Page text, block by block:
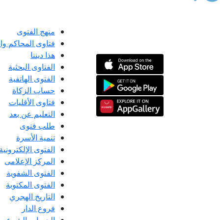
منهج الفتوى
فتاوى المحاكم
هذا ديننا
الفتاوى البحثية
الفتوى الهاتفية
حساب الزكاة
فتاوى الأقليات
التعليم عن بعد
طلب فتوى
تنمية الأسرة
الفتوى الإلكترونية
المركز الإعلامى
الفتوى الشفوية
الفتوى المكتوبة
التاريخ الهجري
فروع الدار